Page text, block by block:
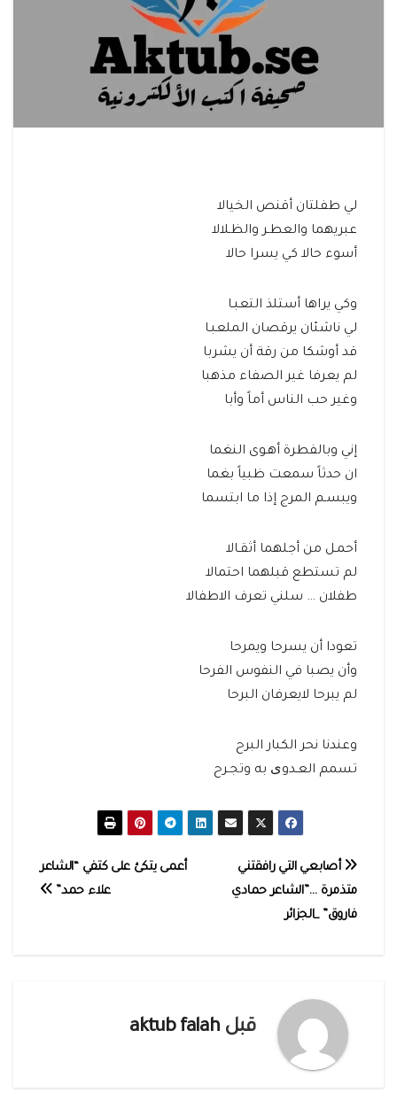
لي طفلتان أقنص الخيالا
عبريهما والعطـر والظـلالا
أسوء حالا كي يسرا حالا
وكي يراها أستلذ التعبـا
لي ناشئان يرقصان الملعبـا
قد أوشكا من رقة أن يشربا
لم يعرفا غير الصفاء مذهبا
وغير حب الناس أماً وأبا
إني وبالفطرة أهـوى النغما
ان حدثاً سمعت ظبياً بغما
ويبسـم المرج إذا ما ابتسما
أحمـل من أجلهما أثقـالا
لم تستطع قبلهما احتمالا
طفلان … سلني تعرف الاطفالا
تعودا أن يسرحا ويمرحا
وأن يصبا في النفوس الفرحا
لم يبرحا لايعرفان البرحا
وعندنا نحر الكبار البرح
تسمم العـدوی به وتجـرح
تصفّح
المقالات
أعمى يتكئ على كتفي “الشاعر
علاء حمد”
أصابعي التي رافقتني
متذمرة …”الشاعر حمادي
فاروق” _الجزائر
قبلaktub falah